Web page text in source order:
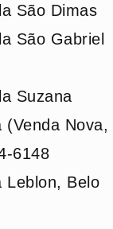
São Dimas
São Gabriel
Suzana
(Venda Nova,
6148
Leblon, Belo